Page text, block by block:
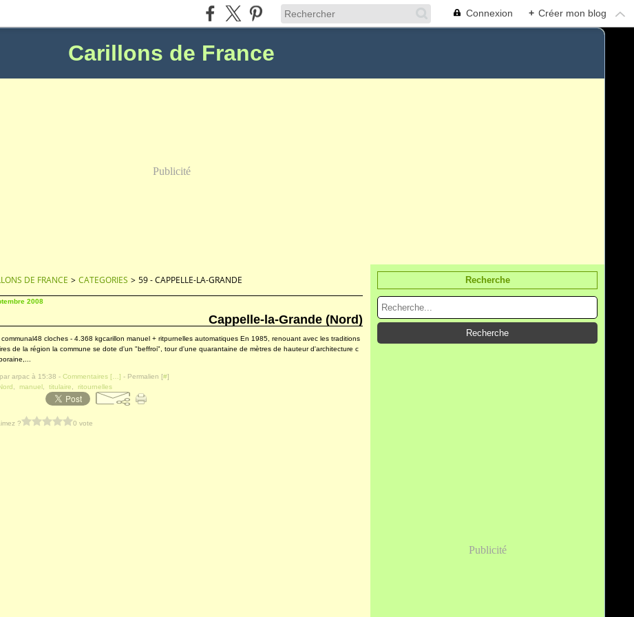
Connexion + Créer mon blog
Carillons de France
Publicité
DE FRANCE > CATEGORIES > 59 - CAPPELLE-LA-GRANDE
2008
Cappelle-la-Grande (Nord)
communal48 cloches - 4.368 kgcarillon manuel + ritpurnelles automatiques En 1985, renouant avec les traditions
de la région la commune se dote d'un "beffroi", tour d'une quarantaine de mètres de hauteur d'architecture c
arpac à 15:38 -Commentaires [ …] - Permalien [#]
,manuel ,titulaire ,ritournelles
? 0 vote
Recherche
Publicité